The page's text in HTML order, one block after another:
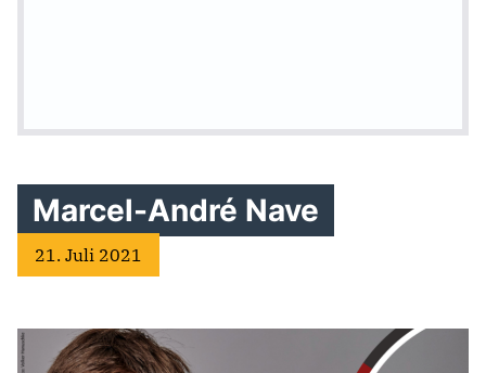
Marcel-André Nave
21. Juli 2021